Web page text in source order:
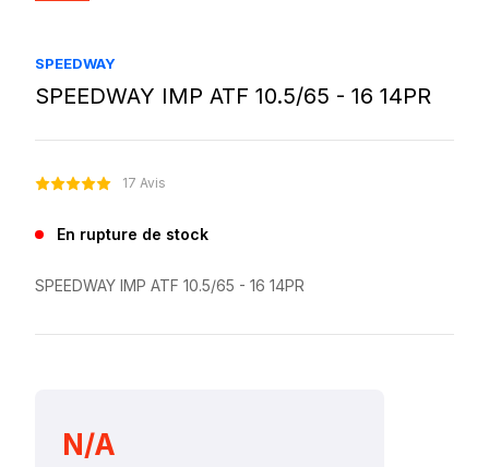
SPEEDWAY
SPEEDWAY IMP ATF 10.5/65 - 16 14PR
17 Avis
En rupture de stock
SPEEDWAY IMP ATF 10.5/65 - 16 14PR
N/A